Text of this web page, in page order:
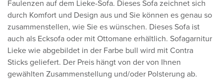
Faulenzen auf dem Lieke-Sofa. Dieses Sofa zeichnet sich
durch Komfort und Design aus und Sie können es genau so
zusammenstellen, wie Sie es wünschen. Dieses Sofa ist
auch als Ecksofa oder mit Ottomane erhältlich. Sofagarnitur
Lieke wie abgebildet in der Farbe bull wird mit Contra
Sticks geliefert. Der Preis hängt von der von Ihnen
gewählten Zusammenstellung und/oder Polsterung ab.